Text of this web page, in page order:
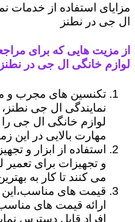
مزایای استفاده از خدمات
ال جی در نطنز
از مزیت هایی که برای
لوازم خانگی ال جی در نطنز
تکنسین های مجرب و
نمایندگی ال جی
لوازم خانگی ال جی را
مهارت بالایی در این
استفاده از ابزار و
و تجهیزات برای
می کنند تا کار به
قیمت های مناسب،این
ارائه قیمت های
افراد قابل دسترس